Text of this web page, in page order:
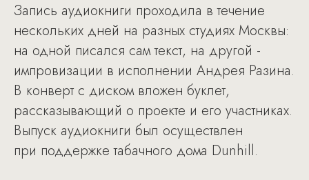
Запись аудиокниги проходила в течение
нескольких дней на разных студиях Москвы:
на одной писался сам текст, на другой -
импровизации в исполнении Андрея Разина.
В конверт с диском вложен буклет,
рассказывающий о проекте и его участниках.
Выпуск аудиокниги был осуществлен
при поддержке табачного дома Dunhill.